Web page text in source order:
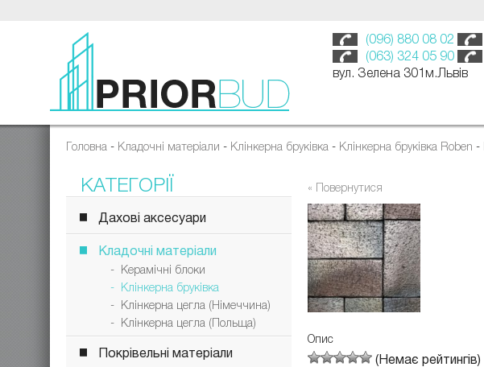
(096) 880 08 02
(063) 324 05 90
вул. Зелена 301м.Львів
Головна - Кладочні матеріали - Клінкерна бруківка - Клінкерна бруківка Roben -
КАТЕГОРІЇ
Дахові аксесуари
Кладочні матеріали
- Керамічні блоки
- Клінкерна бруківка
- Клінкерна цегла (Німеччина)
- Клінкерна цегла (Польща)
Покрівельні матеріали
« Повернутися
Опис
(Немає рейтингів)